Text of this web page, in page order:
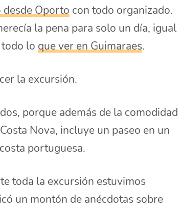
desde Oporto con todo organizado.
la pena para solo un día, igual
todo loque ver en Guimaraes.
la excursión.
porque además de la comodidad
Nova, incluye un paseo en un
portuguesa.
toda la excursión estuvimos
un montón de anécdotas sobre